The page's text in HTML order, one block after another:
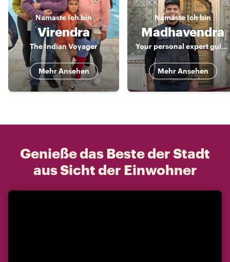
NamasteIch bin
Virendra
The Indian Voyager
Mehr Ansehen
NamasteIch bin
Madhavendra
Your personal expert guide for Delhi, Agra & Jaipur!!
Mehr Ansehen
Genieße das Beste der Stadt
aus Sicht der Einwohner